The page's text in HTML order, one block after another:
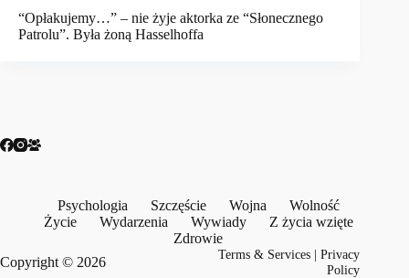
“Opłakujemy…” – nie żyje aktorka ze “Słonecznego
Patrolu”. Była żoną Hasselhoffa
Psychologia Szczęście Wojna
Wolność
Życie
Wydarzenia Wywiady
Z życia wzięte
Zdrowie
Copyright © 2026
Terms & Services |Privacy
Policy